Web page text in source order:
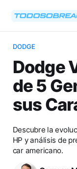
DODGE
Dodge
de 5
sus
Descubre la
HP y análisis de
car americano.